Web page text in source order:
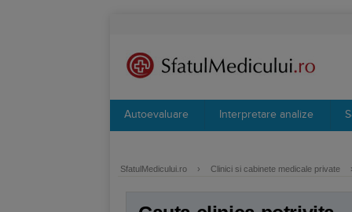
Autoevaluare Interpretare analize
SfatulMedicului.ro › Clinici si cabinete medicale private